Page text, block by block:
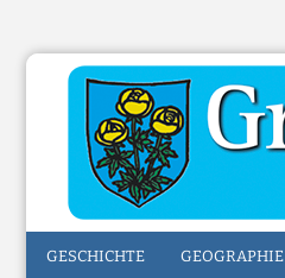
GESCHICHTE GEOGRAPHIE